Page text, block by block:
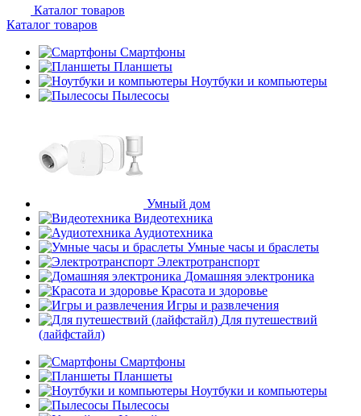
Каталог товаров
Каталог товаров
Смартфоны
Планшеты
Ноутбуки и компьютеры
Пылесосы
Умный дом
Видеотехника
Аудиотехника
Умные часы и браслеты
Электротранспорт
Домашняя электроника
Красота и здоровье
Игры и развлечения
Для путешествий
(лайфстайл)
Смартфоны
Планшеты
Ноутбуки и компьютеры
Пылесосы